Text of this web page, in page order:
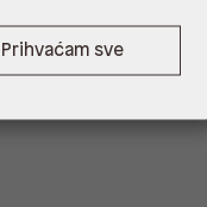
Prihvaćam sve